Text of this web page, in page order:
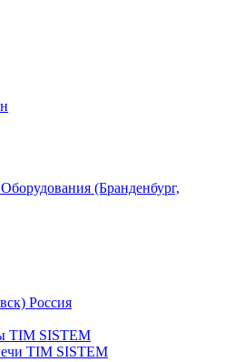
(Бранденбург,
Россия
TIM SISTEM
TIM SISTEM